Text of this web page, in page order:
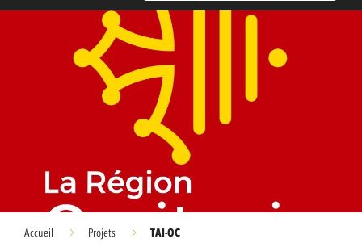
Accueil Projets TAI-OC